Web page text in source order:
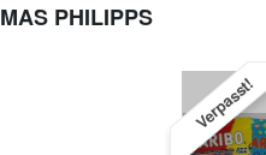
PHILIPPS
Verpasst!